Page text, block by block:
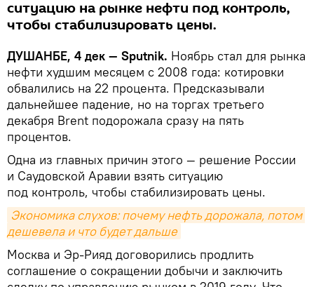
ситуацию на рынке нефти под контроль,
чтобы стабилизировать цены.
ДУШАНБЕ, 4 дек — Sputnik. Ноябрь стал для рынка
нефти худшим месяцем с 2008 года: котировки
обвалились на 22 процента. Предсказывали
дальнейшее падение, но на торгах третьего
декабря Brent подорожала сразу на пять
процентов.
Одна из главных причин этого — решение России
и Саудовской Аравии взять ситуацию
под контроль, чтобы стабилизировать цены.
Экономика слухов: почему нефть дорожала, потом
дешевела и что будет дальше
Москва и Эр-Рияд договорились продлить
соглашение о сокращении добычи и заключить